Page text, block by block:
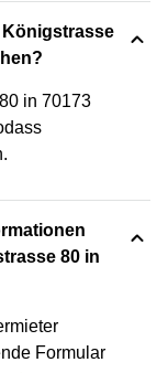
Königstrasse
in 70173
80 in
Formular